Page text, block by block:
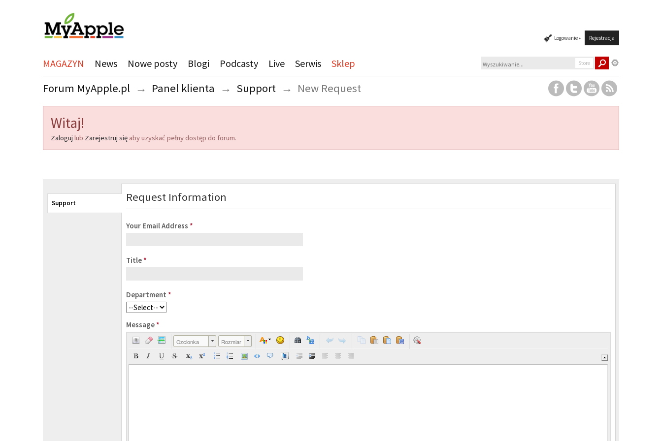
Logowanie » Rejestracja
MAGAZYN News Nowe posty Blogi Podcasty Live Serwis Sklep Store
Forum MyApple.pl → Panel klienta → Support → New Request
Witaj!
Zaloguj lub Zarejestruj się aby uzyskać pełny dostęp do forum.
Support Request Information
Your Email Address *
Title *
Department *
Message *
Czcionka Rozmiar